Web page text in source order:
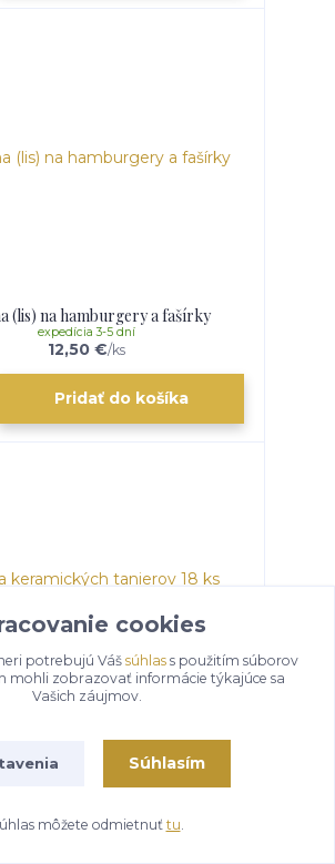
(lis) na hamburgery a fašírky
12,50 €/ks
expedícia 3-5 dní
Pridať do košíka
momentálne vypredané
Detail
cookies
potrebujú Váš súhlass použitím súborov
mohli zobrazovať informácie týkajúce sa
Vašich záujmov.
Súhlasím
môžete odmietnuť tu